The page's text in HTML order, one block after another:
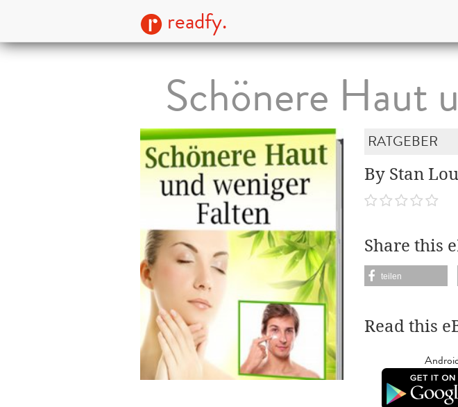
readfy.
Schönere Haut
RATGEBER
By Stan
Share this
teilen
Read this